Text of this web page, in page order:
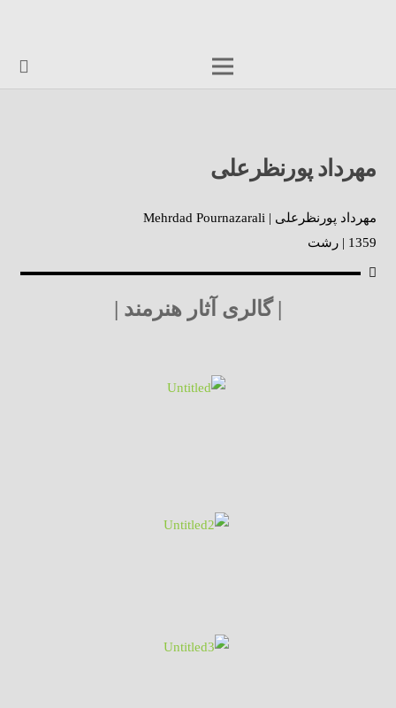
مهرداد پورنظرعلی
مهرداد پورنظرعلی | Mehrdad Pournazarali
1359 | رشت
| گالری آثار هنرمند |